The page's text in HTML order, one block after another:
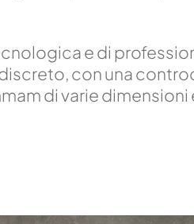
e di
con una
di varie dimensioni